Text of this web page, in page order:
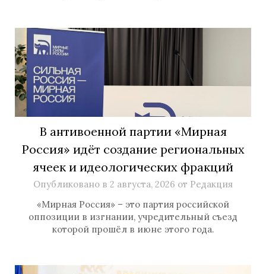
В антивоенной партии «Мирная
Россия» идёт создание региональных
ячеек и идеологических фракций
Опубликовано в 2 августа, 2026 от Редакция
«Мирная Россия» – это партия российской
оппозиции в изгнании, учредительный съезд
которой прошёл в июне этого года.